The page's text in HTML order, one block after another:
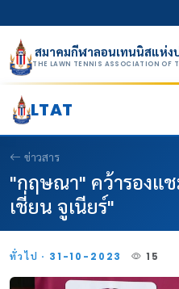
สมาคมกีฬาลอนเทนนิสแห่ง
THE LAWN TENNIS ASSOCIATION OF
LTAT
ข่าวสาร
"กฤษณา" คว้ารองแ
เชี่ยน จูเนียร์"
ทั่วไป · 31-10-2023 15